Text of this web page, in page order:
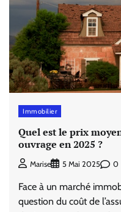
Immobilier
Quel est le prix
ouvrage en 2025 ?
Marise 5 Mai 2025 0
Face à un marché
question du coût de